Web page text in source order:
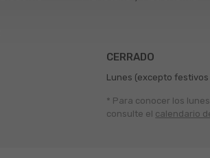
CERRADO
Lunes (excepto
* Para conocer los
consulte el calendario